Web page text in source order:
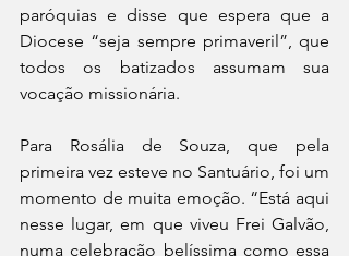
paróquias e disse que espera que a
Diocese “seja sempre primaveril”, que
todos os batizados assumam sua
vocação missionária.
Para Rosália de Souza, que pela
primeira vez esteve no Santuário, foi um
momento de muita emoção. “Está aqui
nesse lugar, em que viveu Frei Galvão,
numa celebração belíssima como essa